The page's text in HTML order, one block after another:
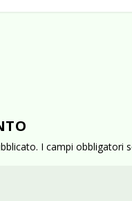
I campi obbligatori